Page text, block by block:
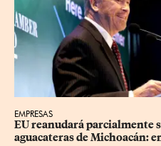
EMPRESAS
EU reanudará parcialmente
aguacateras de Michoacán: